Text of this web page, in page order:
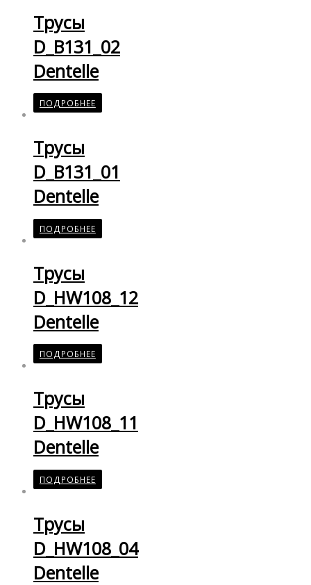
Трусы
D_B131_02
Dentelle
ПОДРОБНЕЕ
Трусы
D_B131_01
Dentelle
ПОДРОБНЕЕ
Трусы
D_HW108_12
Dentelle
ПОДРОБНЕЕ
Трусы
D_HW108_11
Dentelle
ПОДРОБНЕЕ
Трусы
D_HW108_04
Dentelle